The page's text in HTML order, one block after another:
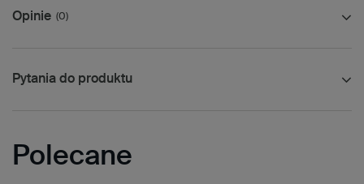
Opinie (0)
Pytania do produktu
Polecane